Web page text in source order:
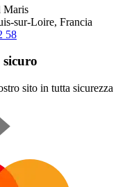
Maris
sur-Loire, Francia
58
sicuro
sito in tutta sicurezza